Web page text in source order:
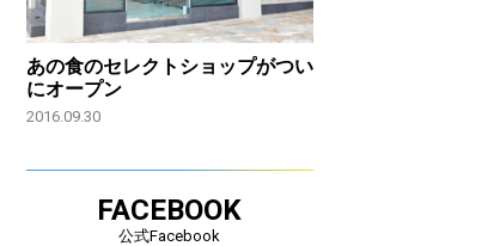
あの食のセレクトショップがつい
にオープン
2016.09.30
FACEBOOK
公式Facebook